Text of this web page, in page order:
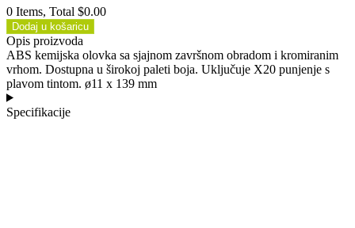
0 Items, Total $0.00
Dodaj u košaricu
Opis proizvoda
ABS kemijska olovka sa sjajnom završnom obradom i kromiranim
vrhom. Dostupna u širokoj paleti boja. Uključuje X20 punjenje s
plavom tintom. ø11 x 139 mm
Specifikacije